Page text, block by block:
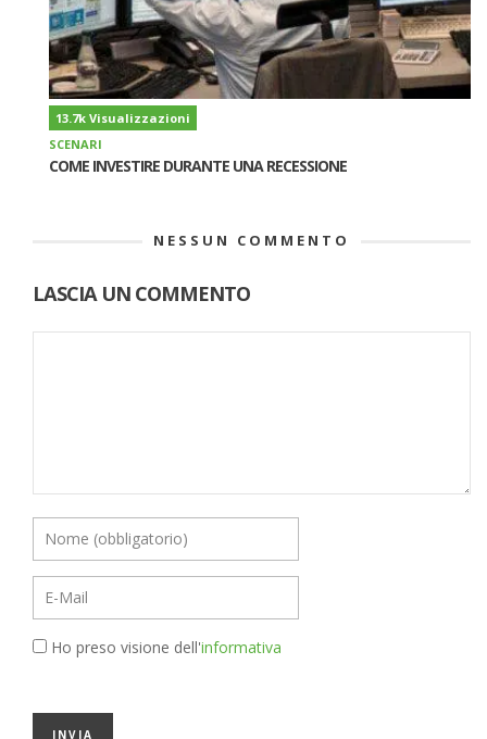
13.7k Visualizzazioni
SCENARI
COME INVESTIRE DURANTE UNA RECESSIONE
NESSUN COMMENTO
LASCIA UN COMMENTO
Ho preso visione dell'informativa